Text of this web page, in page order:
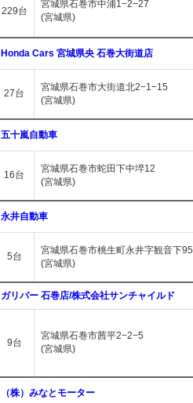
229台
宮城県石巻市中浦1−2−27
(宮城県)
Honda Cars 宮城県央 石巻大街道店
27台
宮城県石巻市大街道北2−1−15
(宮城県)
五十嵐自動車
16台
宮城県石巻市蛇田下中埣12
(宮城県)
永井自動車
5台
宮城県石巻市桃生町永井字観音下95
(宮城県)
ガリバー 石巻店/株式会社サンチャイルド
9台
宮城県石巻市茜平2−2−5
(宮城県)
（株）みなとモーター